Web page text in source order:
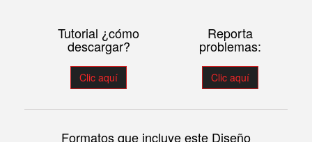
Tutorial ¿cómo
descargar?
Clic aquí
Reporta
problemas:
Clic aquí
Formatos que incluye este Diseño